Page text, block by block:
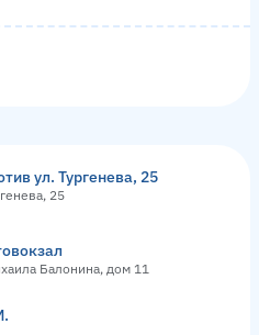
ул. Тургенева, 25
25
Балонина, дом 11